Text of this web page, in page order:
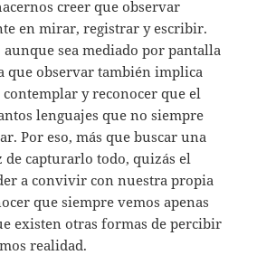
creer que observar
en mirar, registrar y escribir.
aunque sea mediado por pantalla
que observar también implica
y reconocer que el
lenguajes que no siempre
Por eso, más que buscar una
de capturarlo todo, quizás el
a convivir con nuestra propia
que siempre vemos apenas
existen otras formas de percibir
realidad.